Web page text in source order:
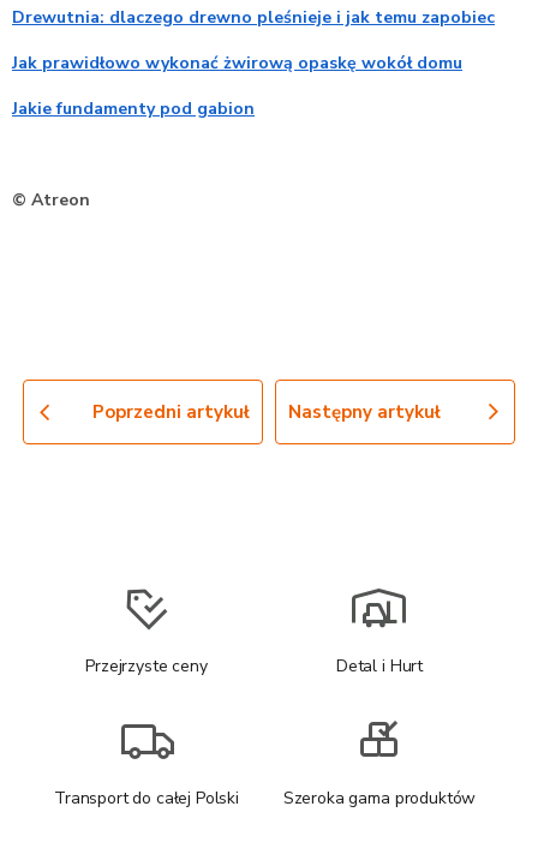
Drewutnia: dlaczego drewno pleśnieje i jak temu zapobiec
Jak prawidłowo wykonać żwirową opaskę wokół domu
Jakie fundamenty pod gabion
© Atreon
Poprzedni artykuł Następny artykuł
Przejrzyste ceny Detal i Hurt
Transport do całej Polski Szeroka gama produktów